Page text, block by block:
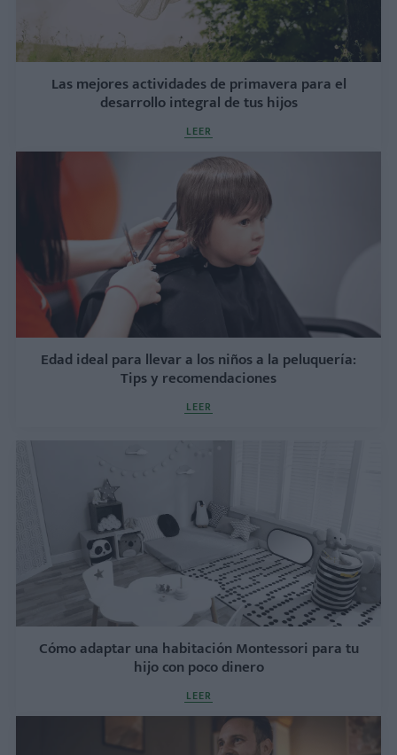
Las mejores actividades de primavera para el
desarrollo integral de tus hijos
LEER
Edad ideal para llevar a los niños a la peluquería:
Tips y recomendaciones
LEER
Cómo adaptar una habitación Montessori para tu
hijo con poco dinero
LEER